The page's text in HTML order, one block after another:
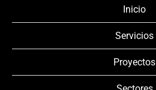
Inicio
Servicios
Proyectos